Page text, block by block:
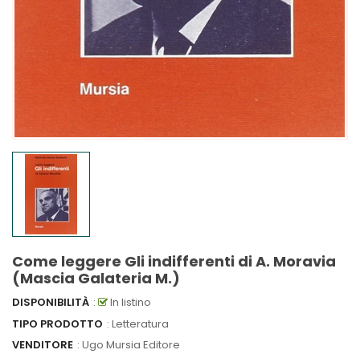
Come leggere Gli indifferenti di A. Moravia
(Mascia Galateria M.)
DISPONIBILITÀ :
In listino
TIPO PRODOTTO : Letteratura
VENDITORE : Ugo Mursia Editore